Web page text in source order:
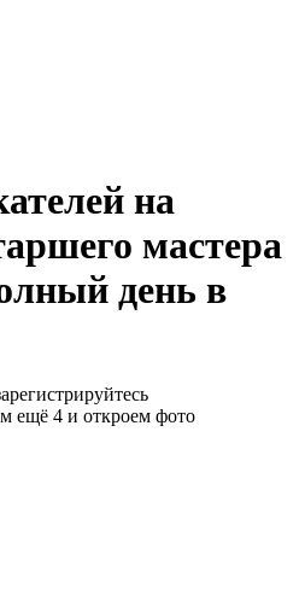
на
мастера
день в
ещё 4 и откроем фото